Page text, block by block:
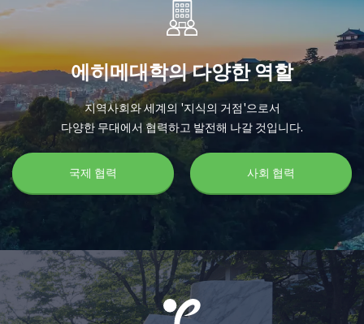
에히메대학의 다양한 역할
지역사회와 세계의 '지식의 거점'으로서
다양한 무대에서 협력하고 발전해 나갈 것입니다.
국제 협력 사회 협력